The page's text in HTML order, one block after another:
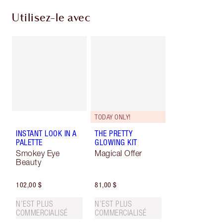
Utilisez-le avec
INSTANT LOOK IN A
PALETTE
Smokey Eye
Beauty
102,00 $
N’EST PLUS
COMMERCIALISÉ
TODAY ONLY!
THE PRETTY
GLOWING KIT
Magical Offer
81,00 $
N’EST PLUS
COMMERCIALISÉ